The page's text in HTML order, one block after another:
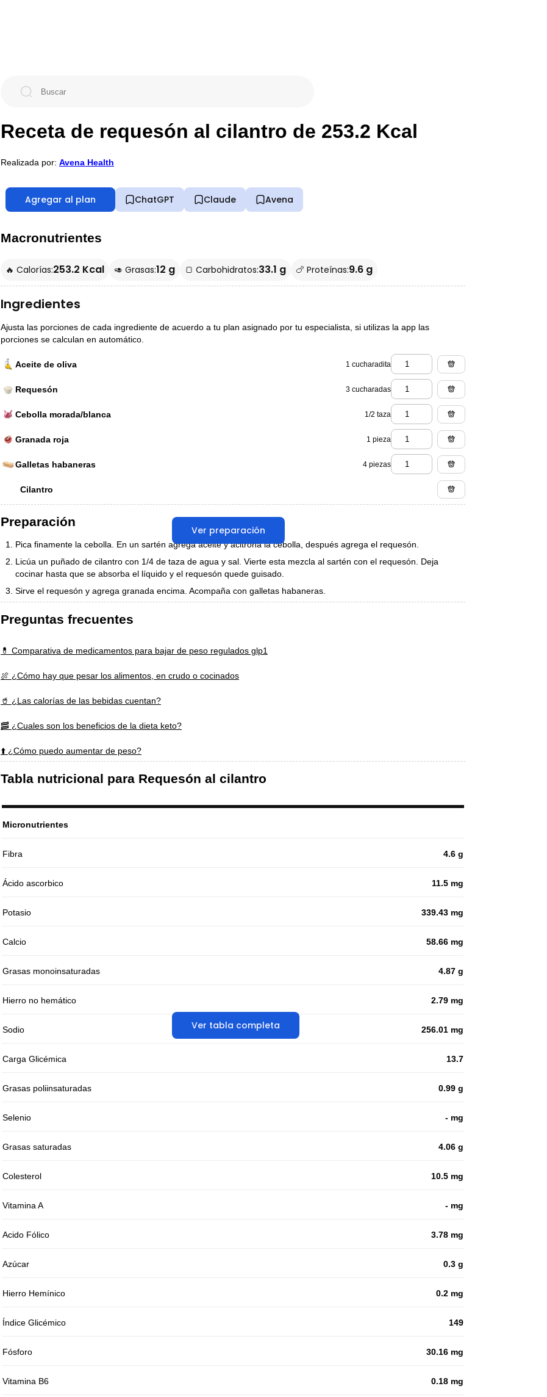
Receta de requesón al cilantro de 253.2 Kcal
Realizada por: Avena Health
Agregar al plan ChatGPT Claude Avena
Macronutrientes
🔥 Calorías:253.2 Kcal 🥑 Grasas:12 g 🍞 Carbohidratos:33.1 g 🍗 Proteínas:9.6 g
Ingredientes
Ajusta las porciones de cada ingrediente de acuerdo a tu plan asignado por tu especialista, si utilizas la app las
porciones se calculan en automático.
Aceite de oliva 1 cucharadita
Requesón 3 cucharadas
Cebolla morada/blanca 1/2 taza
Granada roja 1 pieza
Galletas habaneras 4 piezas
Cilantro
Ver preparación
Preparación
Pica finamente la cebolla. En un sartén agrega aceite y acitrona la cebolla, después agrega el requesón.
Licúa un puñado de cilantro con 1/4 de taza de agua y sal. Vierte esta mezcla al sartén con el requesón. Deja
cocinar hasta que se absorba el líquido y el requesón quede guisado.
Sirve el requesón y agrega granada encima. Acompaña con galletas habaneras.
Preguntas frecuentes
💊 Comparativa de medicamentos para bajar de peso regulados glp1
🍖 ¿Cómo hay que pesar los alimentos, en crudo o cocinados
🥤 ¿Las calorías de las bebidas cuentan?
🥓 ¿Cuales son los beneficios de la dieta keto?
⬆️ ¿Cómo puedo aumentar de peso?
Tabla nutricional para Requesón al cilantro
Ver tabla completa
Micronutrientes
Fibra 4.6 g
Ácido ascorbico 11.5 mg
Potasio 339.43 mg
Calcio 58.66 mg
Grasas monoinsaturadas 4.87 g
Hierro no hemático 2.79 mg
Sodio 256.01 mg
Carga Glicémica 13.7
Grasas poliinsaturadas 0.99 g
Selenio - mg
Grasas saturadas 4.06 g
Colesterol 10.5 mg
Vitamina A - mg
Acido Fólico 3.78 mg
Azúcar 0.3 g
Hierro Hemínico 0.2 mg
Índice Glicémico 149
Fósforo 30.16 mg
Vitamina B6 0.18 mg